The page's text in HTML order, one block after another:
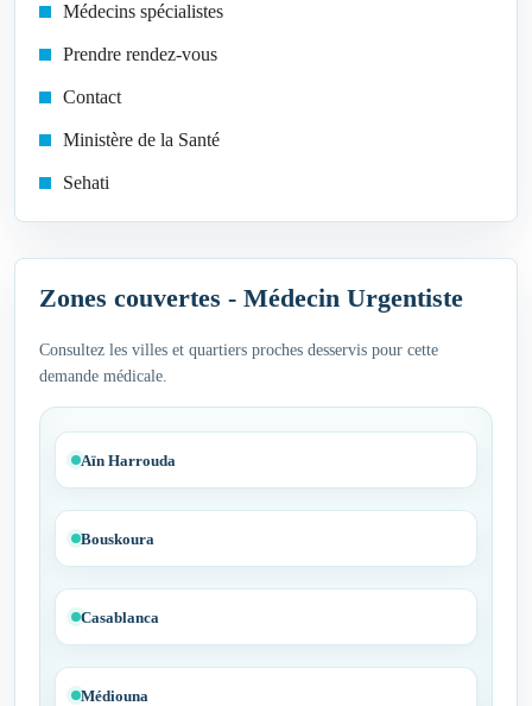
Médecins spécialistes
Prendre rendez-vous
Contact
Ministère de la Santé
Sehati
Zones couvertes - Médecin Urgentiste
Consultez les villes et quartiers proches desservis pour cette
demande médicale.
Aïn Harrouda
Bouskoura
Casablanca
Médiouna